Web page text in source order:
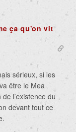
ça qu'on vit
sérieux, si les
être le Mea
l’existence du
devant tout ce